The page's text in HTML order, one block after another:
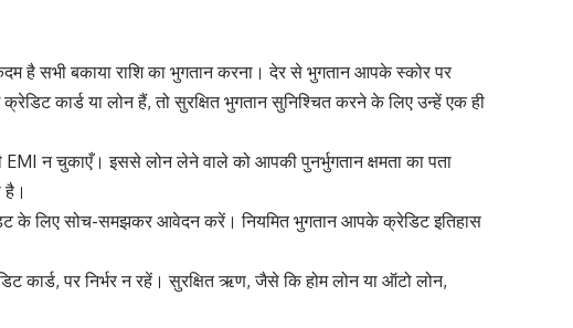
है सभी बकाया राशि का भुगतान करना। देर से भुगतान आपके स्कोर पर
कार्ड या लोन हैं, तो सुरक्षित भुगतान सुनिश्चित करने के लिए उन्हें एक ही
न चुकाएँ। इससे लोन लेने वाले को आपकी पुनर्भुगतान क्षमता का पता
है।
के लिए सोच-समझकर आवेदन करें। नियमित भुगतान आपके क्रेडिट इतिहास
कार्ड, पर निर्भर न रहें। सुरक्षित ऋण, जैसे कि होम लोन या ऑटो लोन,